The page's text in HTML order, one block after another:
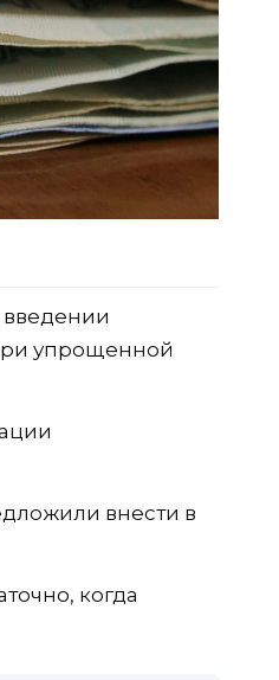
введении
упрощенной
внести в
когда